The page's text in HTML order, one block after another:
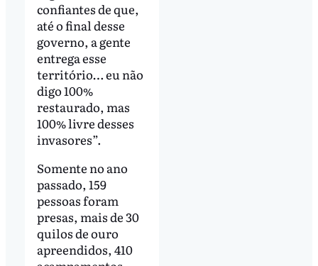
confiantes de que,
até o final desse
governo, a gente
entrega esse
território… eu não
digo 100%
restaurado, mas
100% livre desses
invasores”.
Somente no ano
passado, 159
pessoas foram
presas, mais de 30
quilos de ouro
apreendidos, 410